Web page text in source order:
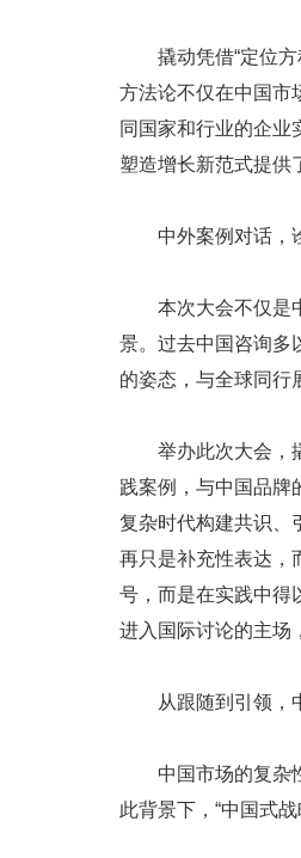
撬动凭借“定位
方法论不仅在中国市
同国家和行业的企业
塑造增长新范式提供
中外案例对话，
本次大会不仅是
景。过去中国咨询多
的姿态，与全球同行
举办此次大会，
践案例，与中国品牌
复杂时代构建共识、
再只是补充性表达，
号，而是在实践中得
进入国际讨论的主场
从跟随到引领，
中国市场的复杂
此背景下，“中国式